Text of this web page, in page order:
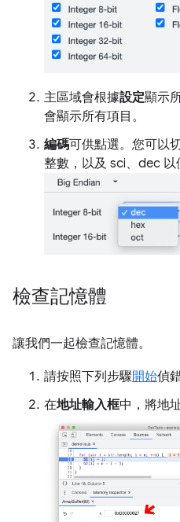
主區域會根據設定顯示
會顯示所有項目。
編碼可供點選。您可以
整數，以及 sci、dec 以
檢查記憶體
讓我們一起檢查記憶體。
請按照下列步驟開始偵錯
在地址輸入框中，將地